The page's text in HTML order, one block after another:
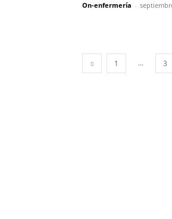
On-enfermería -
1 ... 3